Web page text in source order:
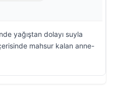
yağıştan dolayı suyla
mahsur kalan anne-